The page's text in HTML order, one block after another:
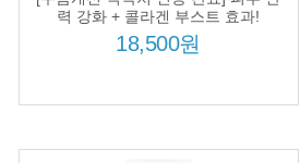
고함량 99% 순도 카퍼 펩타이
드 함유
력 강화 + 콜라겐 부스트 효과!
18,500원